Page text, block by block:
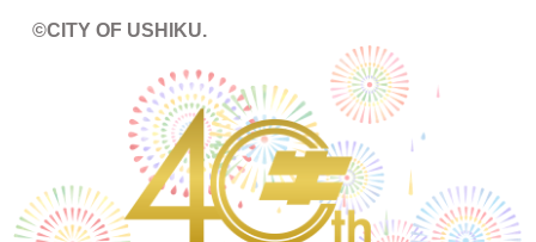
©CITY OF USHIKU.